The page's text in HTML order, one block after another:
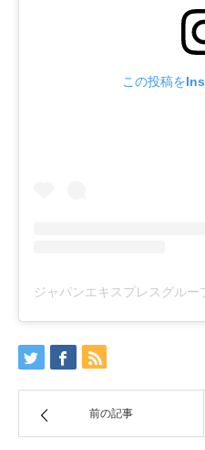
この投稿を
前の記事